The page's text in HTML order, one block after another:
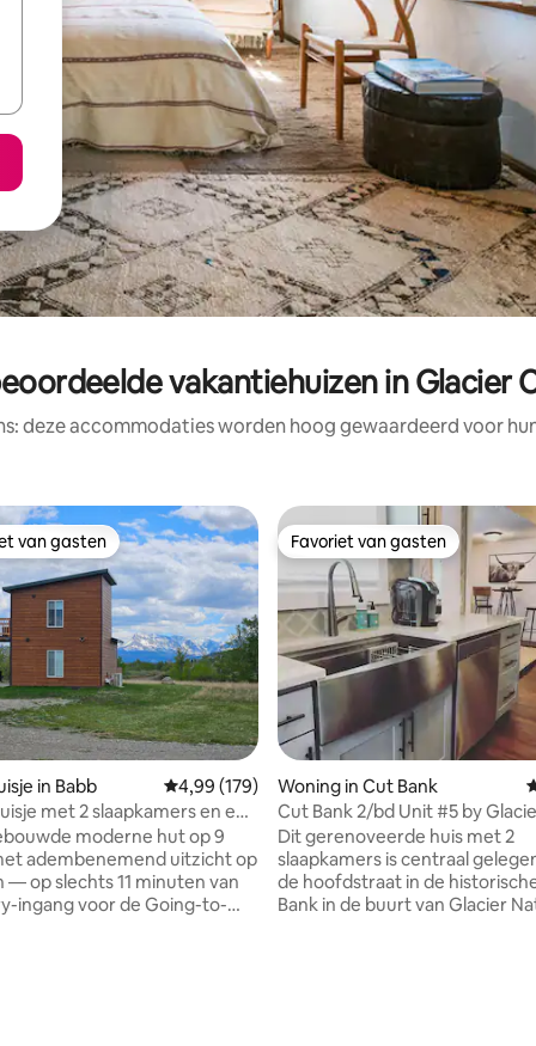
vakantiehuizen in Glacier
deze accommodaties worden hoog gewaardeerd voor
van gasten
van gasten
in Babb Gemiddelde beoordeling van 4,99 uit 5, 179
4,99 (179)
met 2 slaapkamers en een
op de bergen!
moderne hut op 9
adembenemend uitzicht op
— op slechts 11 minuten van
ingang voor de Going-to-
Favoriet van gasten
Favoriet van gasten
Woning in Cut Bank
Cut Bank 2/bd Unit #5 by
Park
Dit gerenoveerde huis met 2
slaapkamers is centraal
de hoofdstraat in de
Bank in de buurt van Glacier